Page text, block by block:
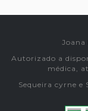
Joana
Autorizado a
médica,
Sequeira cyrne e